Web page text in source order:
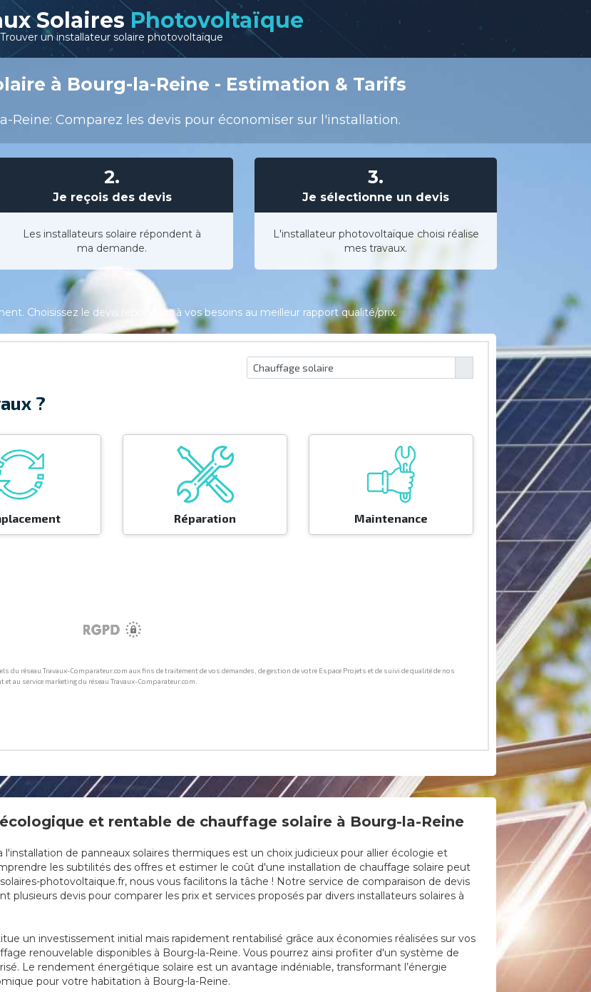
Solaires Photovoltaïque
Trouver un installateur solaire photovoltaïque
à Bourg-la-Reine - Estimation & Tarifs
Reine: Comparez les devis pour économiser sur l'installation.
2.
Je reçois des devis
Les installateurs solaire répondent à
ma demande.
3.
Je sélectionne un devis
L'installateur photovoltaïque choisi réalise
mes travaux.
Choisissez le devis répondant à vos besoins au meilleur rapport qualité/prix.
et rentable de chauffage solaire à Bourg-la-Reine
de panneaux solaires thermiques est un choix judicieux pour allier écologie et
les subtilités des offres et estimer le coût d'une installation de chauffage solaire peut
photovoltaique.fr, nous vous facilitons la tâche ! Notre service de comparaison de devis
devis pour comparer les prix et services proposés par divers installateurs solaires à
un investissement initial mais rapidement rentabilisé grâce aux économies réalisées sur vos
renouvelable disponibles à Bourg-la-Reine. Vous pourrez ainsi profiter d'un système de
Le rendement énergétique solaire est un avantage indéniable, transformant l’énergie
pour votre habitation à Bourg-la-Reine.